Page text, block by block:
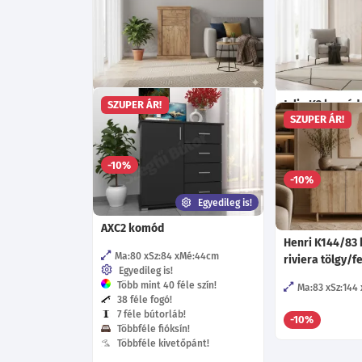
Tinaca 3 komód - Kraft arany
Ma:127 Mé:42cm
-10% 102 695
Julio K2
Ma:83.7 Sz:106
Választható
-10%
SZUPER ÁR!
Egyedileg is!
AXC2 komód
Ma:80 Sz:84 Mé:44cm
Egyedileg is!
Több mint 40 féle szín!
38 féle fogó!
7 féle bútorláb!
Többféle fióksín!
Többféle kivetőpánt!
SZUPER ÁR!
Henri K144/83
riviera tölgy/
Ma:83 Sz:144
-10%